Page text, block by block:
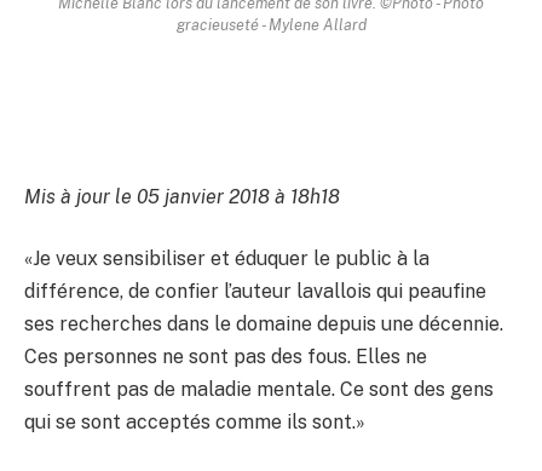
gracieuseté - Mylene Allard
Mis à jour le 05 janvier 2018 à 18h18
«Je veux sensibiliser et éduquer le public à la
différence, de confier l’auteur lavallois qui peaufine
ses recherches dans le domaine depuis une décennie.
Ces personnes ne sont pas des fous. Elles ne
souffrent pas de maladie mentale. Ce sont des gens
qui se sont acceptés comme ils sont.»